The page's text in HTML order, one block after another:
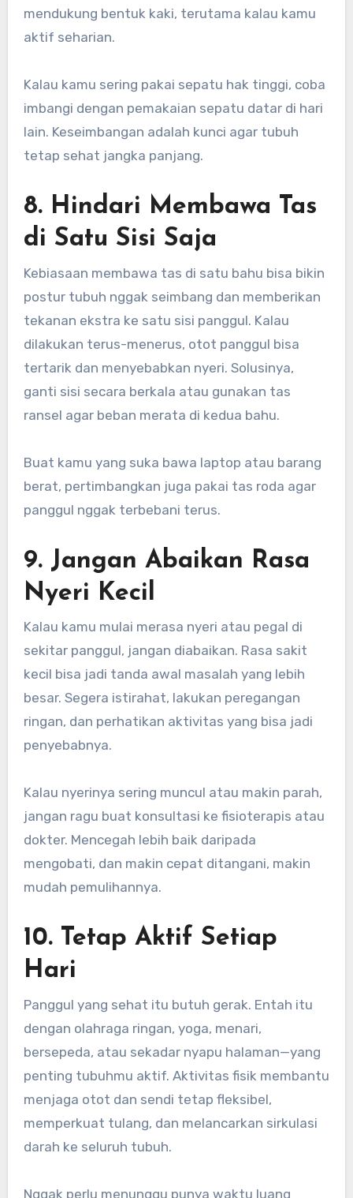
mendukung bentuk kaki, terutama kalau kamu
aktif seharian.
Kalau kamu sering pakai sepatu hak tinggi, coba
imbangi dengan pemakaian sepatu datar di hari
lain. Keseimbangan adalah kunci agar tubuh
tetap sehat jangka panjang.
8. Hindari Membawa Tas
di Satu Sisi Saja
Kebiasaan membawa tas di satu bahu bisa bikin
postur tubuh nggak seimbang dan memberikan
tekanan ekstra ke satu sisi panggul. Kalau
dilakukan terus-menerus, otot panggul bisa
tertarik dan menyebabkan nyeri. Solusinya,
ganti sisi secara berkala atau gunakan tas
ransel agar beban merata di kedua bahu.
Buat kamu yang suka bawa laptop atau barang
berat, pertimbangkan juga pakai tas roda agar
panggul nggak terbebani terus.
9. Jangan Abaikan Rasa
Nyeri Kecil
Kalau kamu mulai merasa nyeri atau pegal di
sekitar panggul, jangan diabaikan. Rasa sakit
kecil bisa jadi tanda awal masalah yang lebih
besar. Segera istirahat, lakukan peregangan
ringan, dan perhatikan aktivitas yang bisa jadi
penyebabnya.
Kalau nyerinya sering muncul atau makin parah,
jangan ragu buat konsultasi ke fisioterapis atau
dokter. Mencegah lebih baik daripada
mengobati, dan makin cepat ditangani, makin
mudah pemulihannya.
10. Tetap Aktif Setiap
Hari
Panggul yang sehat itu butuh gerak. Entah itu
dengan olahraga ringan, yoga, menari,
bersepeda, atau sekadar nyapu halaman—yang
penting tubuhmu aktif. Aktivitas fisik membantu
menjaga otot dan sendi tetap fleksibel,
memperkuat tulang, dan melancarkan sirkulasi
darah ke seluruh tubuh.
Nggak perlu menunggu punya waktu luang